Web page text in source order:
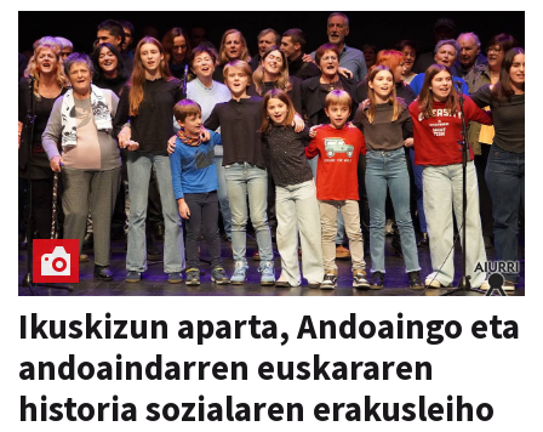
Ikuskizun aparta, Andoaingo eta
andoaindarren euskararen
historia sozialaren erakusleiho